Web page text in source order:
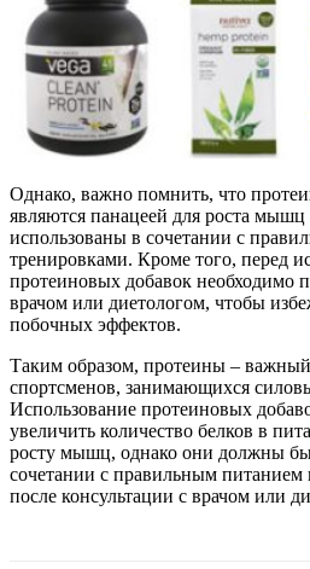
Однако, важно помнить, что
являются панацеей для роста
использованы в сочетании с
тренировками. Кроме того, перед
протеиновых добавок необходимо
врачом или диетологом, чтобы
побочных эффектов.
Таким образом, протеины –
спортсменов, занимающихся
Использование протеиновых
увеличить количество белков в
росту мышц, однако они должны
сочетании с правильным питанием
после консультации с врачом или